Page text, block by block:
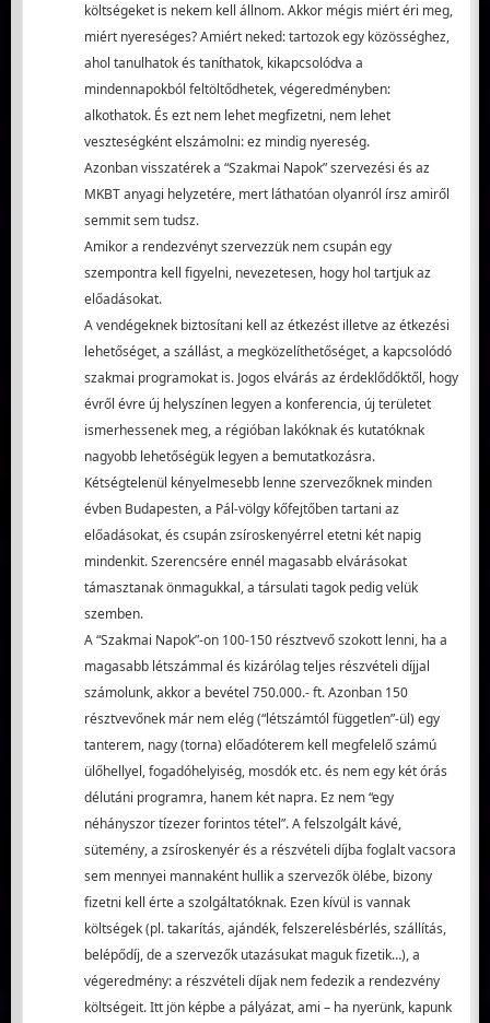
költségeket is nekem kell állnom. Akkor mégis miért éri meg,
miért nyereséges? Amiért neked: tartozok egy közösséghez,
ahol tanulhatok és taníthatok, kikapcsolódva a
mindennapokból feltöltődhetek, végeredményben:
alkothatok. És ezt nem lehet megfizetni, nem lehet
veszteségként elszámolni: ez mindig nyereség.
Azonban visszatérek a “Szakmai Napok” szervezési és az
MKBT anyagi helyzetére, mert láthatóan olyanról írsz amiről
semmit sem tudsz.
Amikor a rendezvényt szervezzük nem csupán egy
szempontra kell figyelni, nevezetesen, hogy hol tartjuk az
előadásokat.
A vendégeknek biztosítani kell az étkezést illetve az étkezési
lehetőséget, a szállást, a megközelíthetőséget, a kapcsolódó
szakmai programokat is. Jogos elvárás az érdeklődőktől, hogy
évről évre új helyszínen legyen a konferencia, új területet
ismerhessenek meg, a régióban lakóknak és kutatóknak
nagyobb lehetőségük legyen a bemutatkozásra.
Kétségtelenül kényelmesebb lenne szervezőknek minden
évben Budapesten, a Pál-völgy kőfejtőben tartani az
előadásokat, és csupán zsíroskenyérrel etetni két napig
mindenkit. Szerencsére ennél magasabb elvárásokat
támasztanak önmagukkal, a társulati tagok pedig velük
szemben.
A “Szakmai Napok”-on 100-150 résztvevő szokott lenni, ha a
magasabb létszámmal és kizárólag teljes részvételi díjjal
számolunk, akkor a bevétel 750.000.- ft. Azonban 150
résztvevőnek már nem elég (“létszámtól független”-ül) egy
tanterem, nagy (torna) előadóterem kell megfelelő számú
ülőhellyel, fogadóhelyiség, mosdók etc. és nem egy két órás
délutáni programra, hanem két napra. Ez nem “egy
néhányszor tízezer forintos tétel”. A felszolgált kávé,
sütemény, a zsíroskenyér és a részvételi díjba foglalt vacsora
sem mennyei mannaként hullik a szervezők ölébe, bizony
fizetni kell érte a szolgáltatóknak. Ezen kívül is vannak
költségek (pl. takarítás, ajándék, felszerelésbérlés, szállítás,
belépődíj, de a szervezők utazásukat maguk fizetik…), a
végeredmény: a részvételi díjak nem fedezik a rendezvény
költségeit. Itt jön képbe a pályázat, ami – ha nyerünk, kapunk